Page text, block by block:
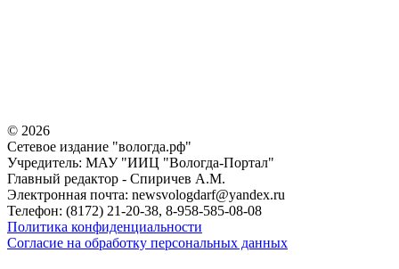
© 2026
Сетевое издание "вологда.рф"
Учредитель: МАУ "ИИЦ "Вологда-Портал"
Главный редактор - Спиричев А.М.
Электронная почта: newsvologdarf@yandex.ru
Телефон: (8172) 21-20-38, 8-958-585-08-08
Политика конфиденциальности
Согласие на обработку персональных данных